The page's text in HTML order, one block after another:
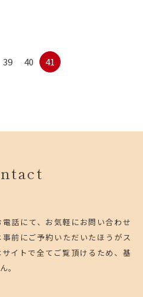
39 40 41
話にて、お気軽にお問い合わせ
前にご予約いただいたほうがス
イトで全てご覧頂けるため、基
。